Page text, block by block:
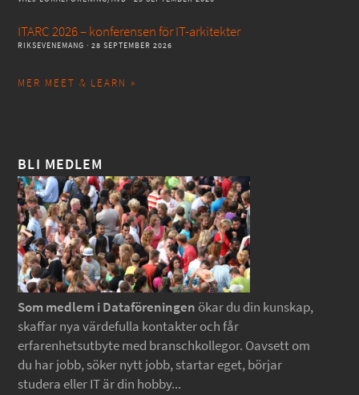
ITARC 2026 – konferensen för IT-arkitekter
RIKSEVENEMANG · 28 SEPTEMBER 2026
MER MEET & LEARN »
BLI MEDLEM
Som medlem i Dataföreningen ökar du din kunskap,
skaffar nya värdefulla kontakter och får
erfarenhetsutbyte med branschkollegor. Oavsett om
du har jobb, söker nytt jobb, startar eget, börjar
studera eller IT är din hobby...